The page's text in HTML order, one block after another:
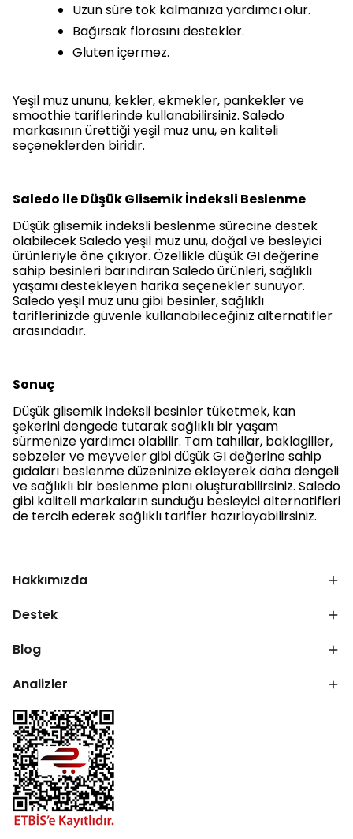
Uzun süre tok kalmanıza yardımcı olur.
Bağırsak florasını destekler.
Gluten içermez.
Yeşil muz ununu, kekler, ekmekler, pankekler ve
smoothie tariflerinde kullanabilirsiniz. Saledo
markasının ürettiği yeşil muz unu, en kaliteli
seçeneklerden biridir.
Saledo ile Düşük Glisemik İndeksli Beslenme
Düşük glisemik indeksli beslenme sürecine destek
olabilecek Saledo yeşil muz unu, doğal ve besleyici
ürünleriyle öne çıkıyor. Özellikle düşük GI değerine
sahip besinleri barındıran Saledo ürünleri, sağlıklı
yaşamı destekleyen harika seçenekler sunuyor.
Saledo yeşil muz unu gibi besinler, sağlıklı
tariflerinizde güvenle kullanabileceğiniz alternatifler
arasındadır.
Sonuç
Düşük glisemik indeksli besinler tüketmek, kan
şekerini dengede tutarak sağlıklı bir yaşam
sürmenize yardımcı olabilir. Tam tahıllar, baklagiller,
sebzeler ve meyveler gibi düşük GI değerine sahip
gıdaları beslenme düzeninize ekleyerek daha dengeli
ve sağlıklı bir beslenme planı oluşturabilirsiniz. Saledo
gibi kaliteli markaların sunduğu besleyici alternatifleri
de tercih ederek sağlıklı tarifler hazırlayabilirsiniz.
Hakkımızda
Destek
Blog
Analizler